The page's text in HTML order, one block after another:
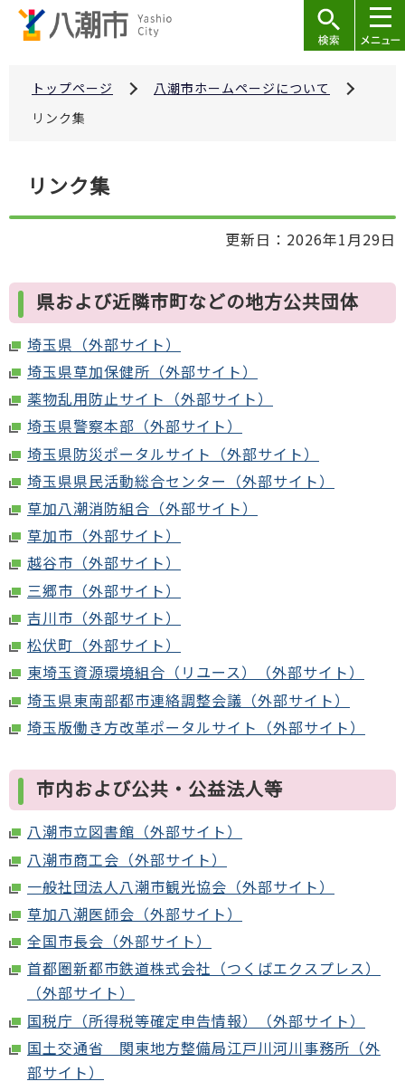
トップページ
八潮市ホームページについて
リンク集
こ
ら
リンク集
更新日：2026年1月29日
県および近隣市町などの地方公共団体
埼玉県（外部サイト）
埼玉県草加保健所（外部サイト）
薬物乱用防止サイト（外部サイト）
埼玉県警察本部（外部サイト）
埼玉県防災ポータルサイト（外部サイト）
埼玉県県民活動総合センター（外部サイト）
草加八潮消防組合（外部サイト）
草加市（外部サイト）
越谷市（外部サイト）
三郷市（外部サイト）
吉川市（外部サイト）
松伏町（外部サイト）
東埼玉資源環境組合（リユース）（外部サイト）
埼玉県東南部都市連絡調整会議（外部サイト）
埼玉版働き方改革ポータルサイト（外部サイト）
市内および公共・公益法人等
八潮市立図書館（外部サイト）
八潮市商工会（外部サイト）
一般社団法人八潮市観光協会（外部サイト）
草加八潮医師会（外部サイト）
全国市長会（外部サイト）
首都圏新都市鉄道株式会社（つくばエクスプレス）
（外部サイト）
国税庁（所得税等確定申告情報）（外部サイト）
国土交通省 関東地方整備局江戸川河川事務所（外
部サイト）